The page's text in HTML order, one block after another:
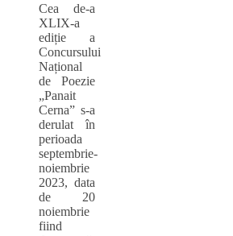
Cea de-a
XLIX-a
ediție a
Concursului
Național
de Poezie
„Panait
Cerna” s-a
derulat în
perioada
septembrie-
noiembrie
2023, data
de 20
noiembrie
fiind